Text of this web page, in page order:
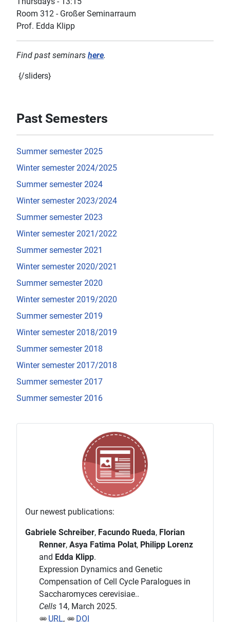
Room 312 - Großer Seminarraum
Prof. Edda Klipp
Find past seminars here.
{/sliders}
Past Semesters
Summer semester 2025
Winter semester 2024/2025
Summer semester 2024
Winter semester 2023/2024
Summer semester 2023
Winter semester 2021/2022
Summer semester 2021
Winter semester 2020/2021
Summer semester 2020
Winter semester 2019/2020
Summer semester 2019
Winter semester 2018/2019
Summer semester 2018
Winter semester 2017/2018
Summer semester 2017
Summer semester 2016
Our newest publications:
Gabriele Schreiber, Facundo Rueda, Florian
Renner, Asya Fatima Polat, Philipp Lorenz
and Edda Klipp.
Expression Dynamics and Genetic
Compensation of Cell Cycle Paralogues in
Saccharomyces cerevisiae..
Cells14, March 2025.
URL, DOI